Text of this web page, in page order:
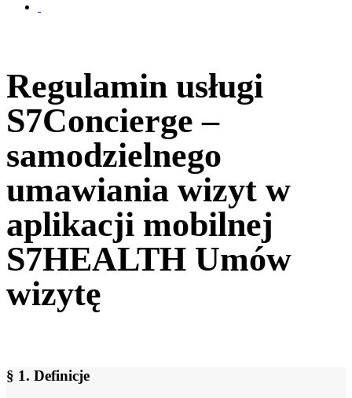
Regulamin usługi
S7Concierge –
samodzielnego
umawiania wizyt w
aplikacji mobilnej
S7HEALTH Umów
wizytę
§ 1. Definicje